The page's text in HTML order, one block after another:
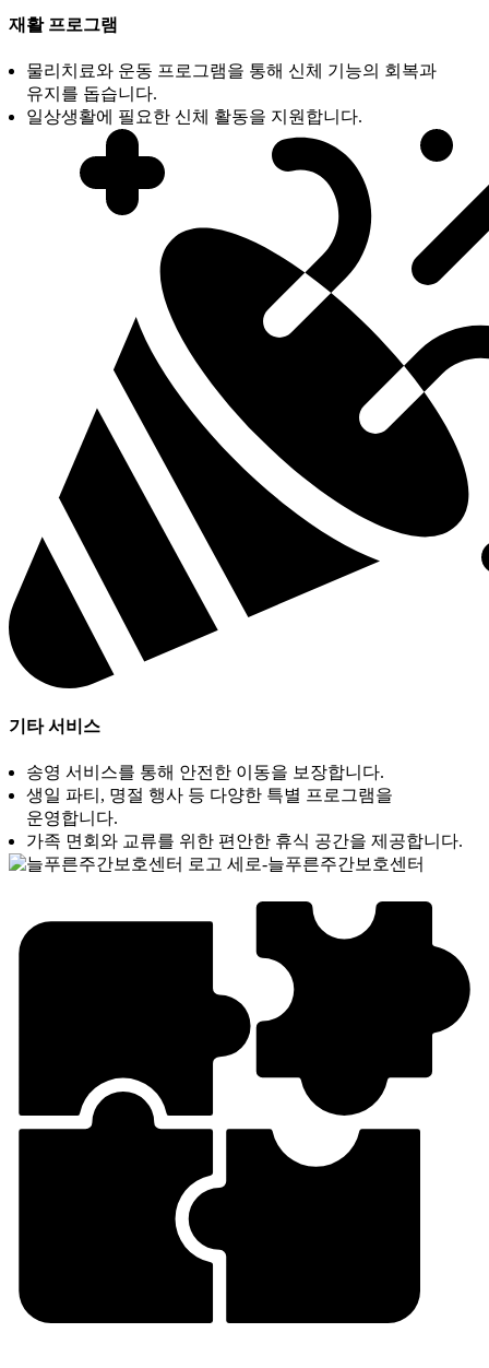
재활 프로그램
물리치료와 운동 프로그램을 통해 신체 기능의 회복과
유지를 돕습니다.
일상생활에 필요한 신체 활동을 지원합니다.
기타 서비스
송영 서비스를 통해 안전한 이동을 보장합니다.
생일 파티, 명절 행사 등 다양한 특별 프로그램을
운영합니다.
가족 면회와 교류를 위한 편안한 휴식 공간을 제공합니다.